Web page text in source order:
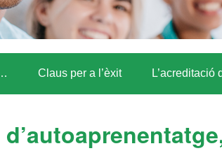
Claus per a l’èxit L’acreditació